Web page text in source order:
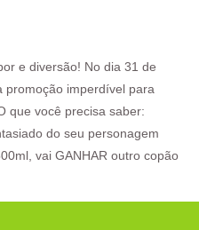
e diversão! No dia 31 de
promoção imperdível para
que você precisa saber:
do seu personagem
vai GANHAR outro copão